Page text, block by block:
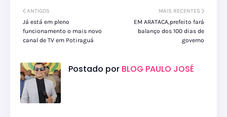
MAIS RECENTES
EM ARATACA,prefeito fará
balanço dos 100 dias de
governo
ANTIGOS
Já está em pleno
funcionamento o mais novo
canal de TV em Potiraguá
Postado por BLOG PAULO JOSÉ